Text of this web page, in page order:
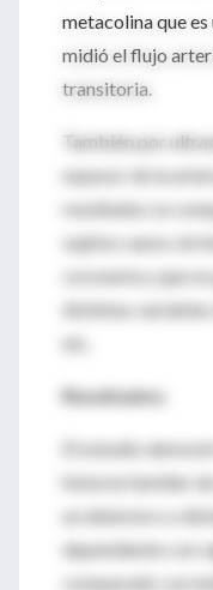
metacolina que
midió el flujo
transitoria.
También por
espesor de la
resultados se
sujetos sanos sin
coronaria y que
distintas variables
etc.
Resultados:
El estudio
historia familiar
un deterioro o
dependiente con
comparado con